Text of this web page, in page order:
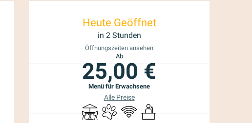
Öffnungszeiten &
Heute Geöffnet
in 2 Stunden
Öffnungszeiten ansehen
Ab
25,00 €
Menü für Erwachsene
Alle Preise
TerrasseTiere erlaubt
Wi-Fi Seminare